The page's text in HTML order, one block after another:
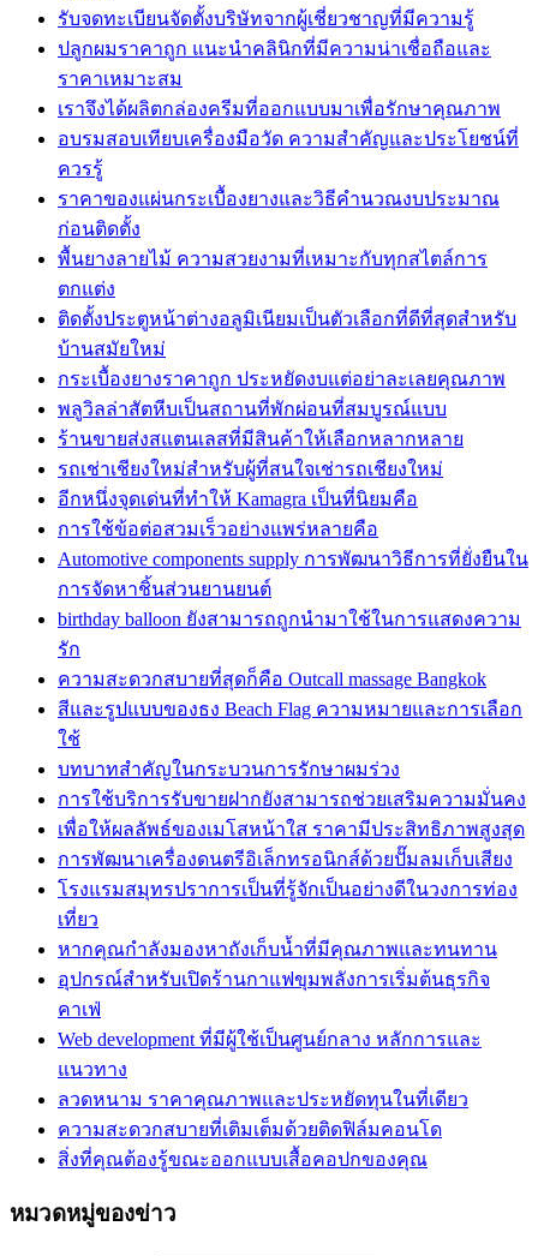
รับจดทะเบียนจัดตั้งบริษัทจากผู้เชี่ยวชาญที่มีความรู้
ปลูกผมราคาถูก แนะนำคลินิกที่มีความน่าเชื่อถือและ
ราคาเหมาะสม
เราจึงได้ผลิตกล่องครีมที่ออกแบบมาเพื่อรักษาคุณภาพ
อบรมสอบเทียบเครื่องมือวัด ความสำคัญและประโยชน์ที่
ควรรู้
ราคาของแผ่นกระเบื้องยางและวิธีคำนวณงบประมาณ
ก่อนติดตั้ง
พื้นยางลายไม้ ความสวยงามที่เหมาะกับทุกสไตล์การ
ตกแต่ง
ติดตั้งประตูหน้าต่างอลูมิเนียมเป็นตัวเลือกที่ดีที่สุดสำหรับ
บ้านสมัยใหม่
กระเบื้องยางราคาถูก ประหยัดงบแต่อย่าละเลยคุณภาพ
พลูวิลล่าสัตหีบเป็นสถานที่พักผ่อนที่สมบูรณ์แบบ
ร้านขายส่งสแตนเลสที่มีสินค้าให้เลือกหลากหลาย
รถเช่าเชียงใหม่สำหรับผู้ที่สนใจเช่ารถเชียงใหม่
อีกหนึ่งจุดเด่นที่ทำให้ Kamagra เป็นที่นิยมคือ
การใช้ข้อต่อสวมเร็วอย่างแพร่หลายคือ
Automotive components supply การพัฒนาวิธีการที่ยั่งยืนใน
การจัดหาชิ้นส่วนยานยนต์
birthday balloon ยังสามารถถูกนำมาใช้ในการแสดงความ
รัก
ความสะดวกสบายที่สุดก็คือ Outcall massage Bangkok
สีและรูปแบบของธง Beach Flag ความหมายและการเลือก
ใช้
บทบาทสำคัญในกระบวนการรักษาผมร่วง
การใช้บริการรับขายฝากยังสามารถช่วยเสริมความมั่นคง
เพื่อให้ผลลัพธ์ของเมโสหน้าใส ราคามีประสิทธิภาพสูงสุด
การพัฒนาเครื่องดนตรีอิเล็กทรอนิกส์ด้วยปั๊มลมเก็บเสียง
โรงแรมสมุทรปราการเป็นที่รู้จักเป็นอย่างดีในวงการท่อง
เที่ยว
หากคุณกำลังมองหาถังเก็บน้ำที่มีคุณภาพและทนทาน
อุปกรณ์สำหรับเปิดร้านกาแฟขุมพลังการเริ่มต้นธุรกิจ
คาเฟ่
Web development ที่มีผู้ใช้เป็นศูนย์กลาง หลักการและ
แนวทาง
ลวดหนาม ราคาคุณภาพและประหยัดทุนในที่เดียว
ความสะดวกสบายที่เติมเต็มด้วยติดฟิล์มคอนโด
สิ่งที่คุณต้องรู้ขณะออกแบบเสื้อคอปกของคุณ
หมวดหมู่ของข่าว